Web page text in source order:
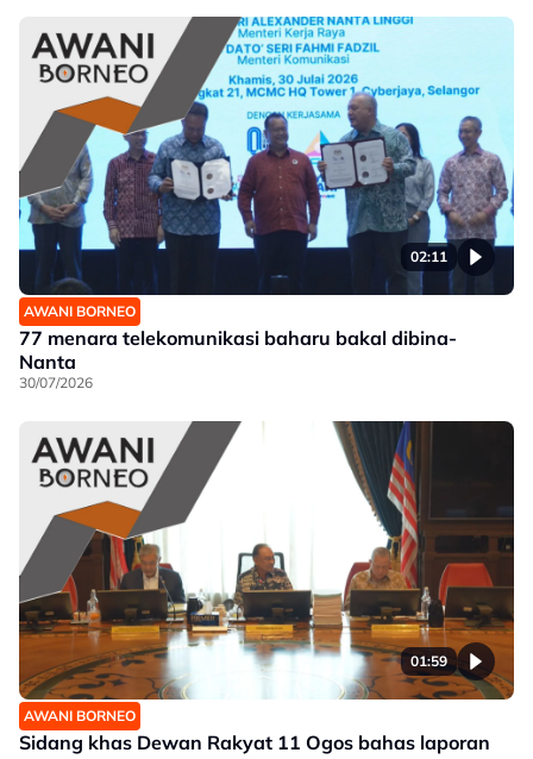
02:11
AWANI BORNEO
77 menara telekomunikasi baharu bakal dibina-
Nanta
30/07/2026
01:59
AWANI BORNEO
Sidang khas Dewan Rakyat 11 Ogos bahas laporan